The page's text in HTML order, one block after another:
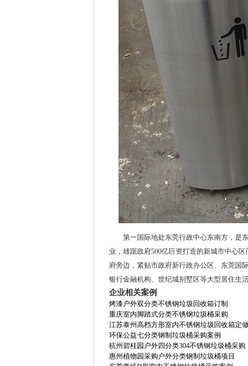
第一国际地处东莞行政中心东南方，是东
业，雄踞政府500亿巨资打造的新城市中心
府旁边，紧贴市政府新行政办公区、东莞国
银行金融机构、世纪城别墅区等大型居住生
企业相关案例
烤漆户外双分类不锈钢垃圾回收箱订制
重庆室内脚踏式分类不锈钢垃圾桶采购
江苏泰州高档方形室内不锈钢垃圾回收箱定
环保公益七分类钢制垃圾桶采购案例
杭州碧桂园户外四分类304不锈钢垃圾桶采购
惠州植物园采购户外分类钢制垃圾桶项目